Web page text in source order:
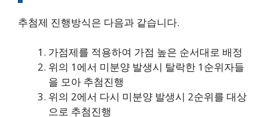
추첨제 진행방식은 다음과 같습니다.
가점제를 적용하여 가점 높은 순서대로 배정
위의 1에서 미분양 발생시 탈락한 1순위자들
을 모아 추첨진행
위의 2에서 다시 미분양 발생시 2순위를 대상
으로 추첨진행